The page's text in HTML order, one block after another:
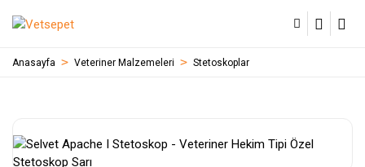
Anasayfa Veteriner Malzemeleri Stetoskoplar